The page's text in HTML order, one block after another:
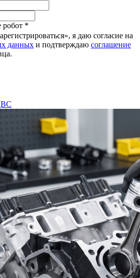
робот *
я даю согласие на
данных и подтверждаю соглашение